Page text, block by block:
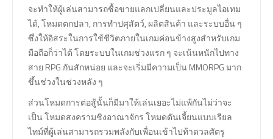
จะทำให้ผู้เล่นสามารถซื้อขายแลกเปลี่ยนและประมูลไอเทม
ได้, โหมดตกปลา, การทำปศุสัตว์, ผลิตสินค้า และระบบอื่น ๆ
ซึ่งให้อิสระในการใช้ชีวิตภายในเกมค่อนข้างสูงสำหรับเกม
มือถือก็ว่าได้ โดยระบบในเกมช่วงแรก ๆ จะเน้นหนักไปทาง
สาย RPG กันสักหน่อย และจะเริ่มมีความเป็น MMORPG มาก
ขึ้นช่วงในช่วงหลัง ๆ
ส่วนโหมดการต่อสู้นั้นก็มีมาให้เล่นเยอะไม่แพ้กันไม่ว่าจะ
เป็น โหมดสงครามชิงอาณาจักร โหมดดันเจี้ยนแบบเรียล
ไทม์ที่ผู้เล่นสามารถรวมพลังกับเพื่อนเข้าไปท้าดวลศัตรู